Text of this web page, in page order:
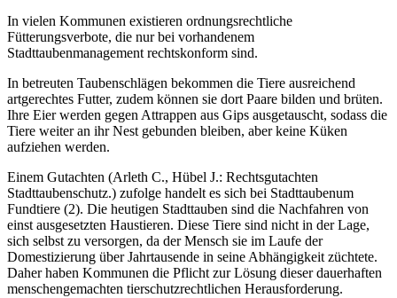
In vielen Kommunen existieren ordnungsrechtliche
Fütterungsverbote, die nur bei vorhandenem
Stadttaubenmanagement rechtskonform sind.
In betreuten Taubenschlägen bekommen die Tiere ausreichend
artgerechtes Futter, zudem können sie dort Paare bilden und brüten.
Ihre Eier werden gegen Attrappen aus Gips ausgetauscht, sodass die
Tiere weiter an ihr Nest gebunden bleiben, aber keine Küken
aufziehen werden.
Einem Gutachten (Arleth C., Hübel J.: Rechtsgutachten
Stadttaubenschutz.) zufolge handelt es sich bei Stadttaubenum
Fundtiere (2). Die heutigen Stadttauben sind die Nachfahren von
einst ausgesetzten Haustieren. Diese Tiere sind nicht in der Lage,
sich selbst zu versorgen, da der Mensch sie im Laufe der
Domestizierung über Jahrtausende in seine Abhängigkeit züchtete.
Daher haben Kommunen die Pflicht zur Lösung dieser dauerhaften
menschengemachten tierschutzrechtlichen Herausforderung.